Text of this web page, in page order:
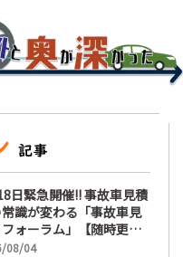
日緊急開催!! 事故車見積
常識が変わる「事故車見
ォーラム」【随時更
08/04